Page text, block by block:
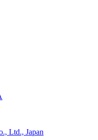
Ltd., Japan